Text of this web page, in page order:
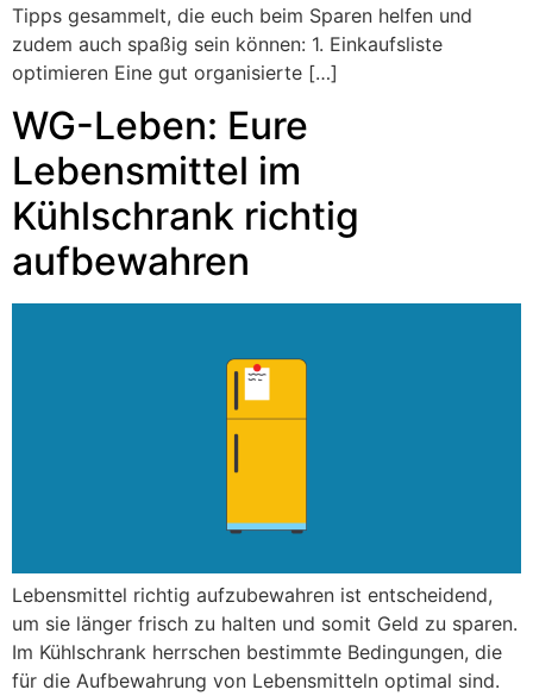
Tipps gesammelt, die euch beim Sparen helfen und
zudem auch spaßig sein können: 1. Einkaufsliste
optimieren Eine gut organisierte […]
WG-Leben: Eure
Lebensmittel im
Kühlschrank richtig
aufbewahren
Lebensmittel richtig aufzubewahren ist entscheidend,
um sie länger frisch zu halten und somit Geld zu sparen.
Im Kühlschrank herrschen bestimmte Bedingungen, die
für die Aufbewahrung von Lebensmitteln optimal sind.